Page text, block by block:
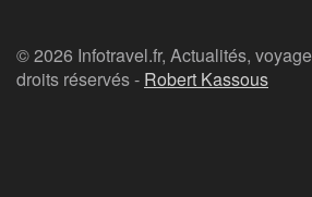
© 2026 Infotravel.fr, Actualités,
droits réservés - Robert Kassous